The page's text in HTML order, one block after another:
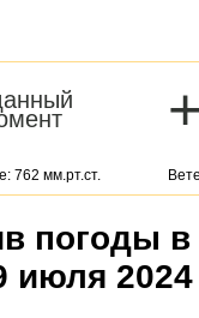
762 мм.рт.ст.
погоды в
июля 2024